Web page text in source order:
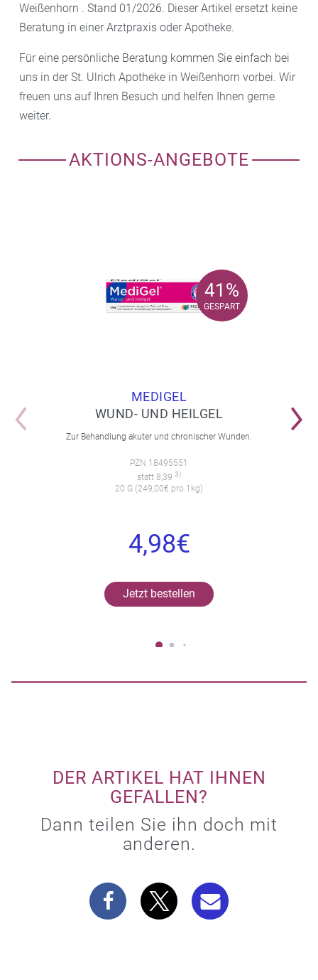
Weißenhorn . Stand 01/2026. Dieser Artikel ersetzt keine
Beratung in einer Arztpraxis oder Apotheke.
Für eine persönliche Beratung kommen Sie einfach bei
uns in der St. Ulrich Apotheke in Weißenhorn vorbei. Wir
freuen uns auf Ihren Besuch und helfen Ihnen gerne
weiter.
AKTIONS-ANGEBOTE
41%
GESPART
41%
GESPART
MEDIGEL
WUND- UND HEILGEL
Zur Behandlung akuter und chronischer Wunden.
PZN 18495551
statt 8,39 3)
20 G (249,00€ pro 1kg)
4,98€
Jetzt bestellen
DER ARTIKEL HAT IHNEN
GEFALLEN?
Dann teilen Sie ihn doch mit
anderen.